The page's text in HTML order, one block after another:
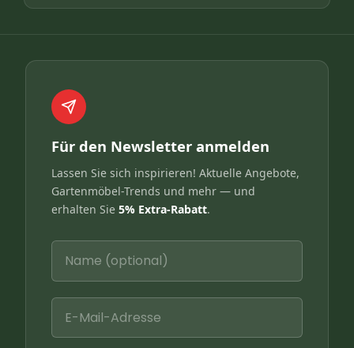
Für den Newsletter anmelden
Lassen Sie sich inspirieren! Aktuelle Angebote,
Gartenmöbel-Trends und mehr — und
erhalten Sie 5% Extra-Rabatt.